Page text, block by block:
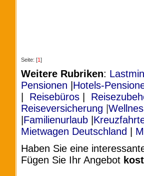
Seite: [1]
Weitere Rubriken:
Pensionen Hotels-
Reisebüros
Reiseversicherung
Familienurlaub
Mietwagen Deutschland
Haben Sie eine
Fügen Sie Ihr Angebot